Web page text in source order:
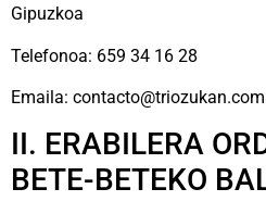
Gipuzkoa
Telefonoa: 659 34 16 28
Emaila: contacto@triozukan.com
II. ERABILERA
BETE-BETEKO